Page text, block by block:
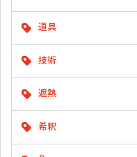
道具
技術
遮熱
希釈